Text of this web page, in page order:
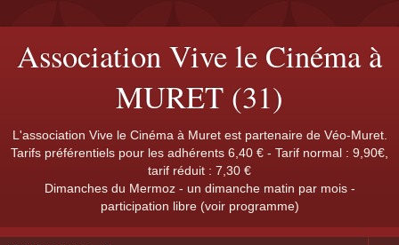
Association Vive le Cinéma à
MURET (31)
L'association Vive le Cinéma à Muret est partenaire de Véo-Muret.
Tarifs préférentiels pour les adhérents 6,40 € - Tarif normal : 9,90€,
tarif réduit : 7,30 €
Dimanches du Mermoz - un dimanche matin par mois -
participation libre (voir programme)